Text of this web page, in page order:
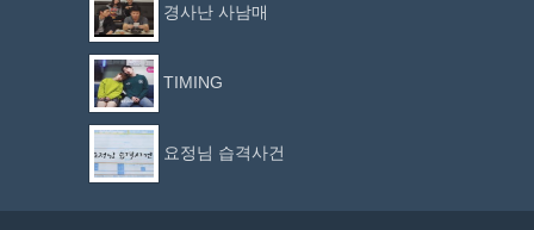
경사난 사남매
TIMING
요정님 습격사건